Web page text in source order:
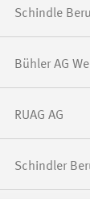
Schindle
Bühler AG
RUAG AG
Schindler